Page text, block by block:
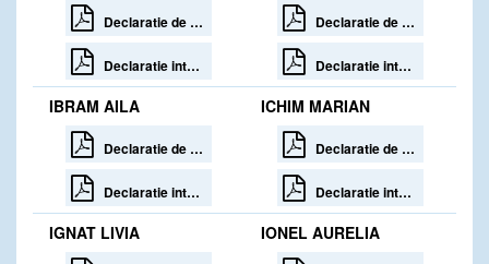
Declaratie de avere
Declaratie interese
Declaratie de avere
Declaratie interese
IBRAM AILA
Declaratie de avere
Declaratie interese
ICHIM MARIAN
Declaratie de avere
Declaratie interese
IGNAT LIVIA IONEL AURELIA